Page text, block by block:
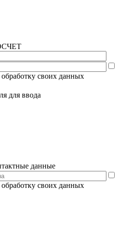
обработку своих данных
для ввода
данные
обработку своих данных